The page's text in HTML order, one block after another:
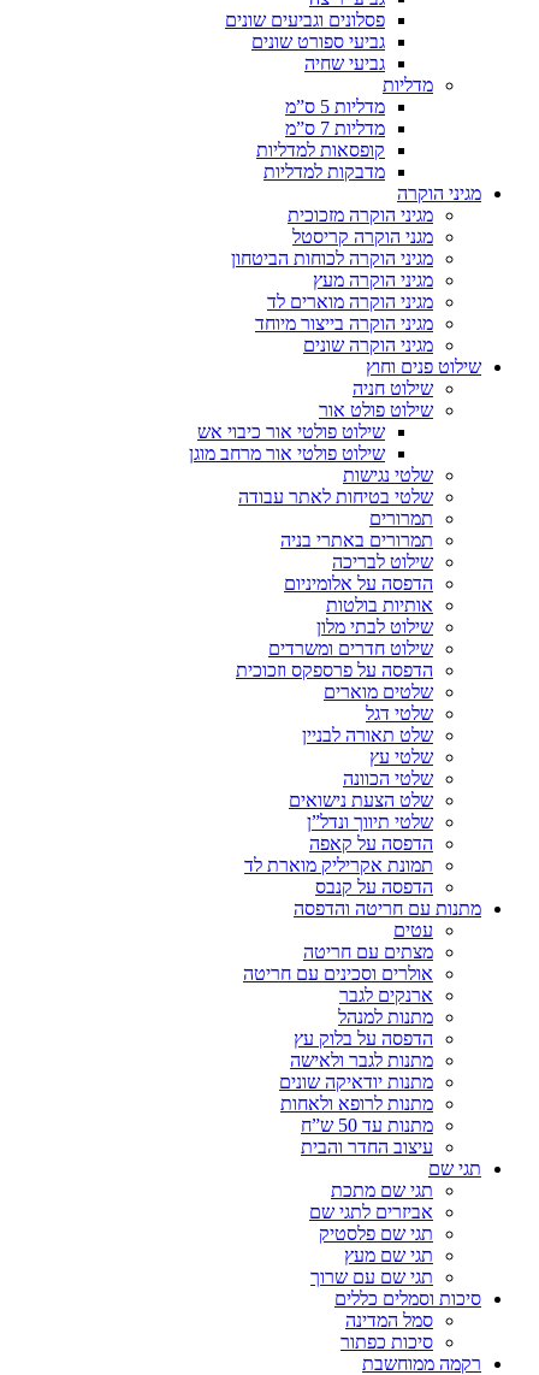
פסלונים וגביעים שונים
גביעי ספורט שונים
גביעי שחיה
מדליות
מדליות 5 ס”מ
מדליות 7 ס”מ
קופסאות למדליות
מדבקות למדליות
מגיני הוקרה
מגיני הוקרה מזכוכית
מגני הוקרה קריסטל
מגיני הוקרה לכוחות הביטחון
מגיני הוקרה מעץ
מגיני הוקרה מוארים לד
מגיני הוקרה בייצור מיוחד
מגיני הוקרה שונים
שילוט פנים וחוץ
שילוט חניה
שילוט פולט אור
שילוט פולטי אור כיבוי אש
שילוט פולטי אור מרחב מוגן
שלטי נגישות
שלטי בטיחות לאתר עבודה
תמרורים
תמרורים באתרי בניה
שילוט לבריכה
הדפסה על אלומיניום
אותיות בולטות
שילוט לבתי מלון
שילוט חדרים ומשרדים
הדפסה על פרספקס וזכוכית
שלטים מוארים
שלטי דגל
שלט תאורה לבניין
שלטי עץ
שלטי הכוונה
שלט הצעת נישואים
שלטי תיווך ונדל”ן
הדפסה על קאפה
תמונת אקריליק מוארת לד
הדפסה על קנבס
מתנות עם חריטה והדפסה
עטים
מצתים עם חריטה
אולרים וסכינים עם חריטה
ארנקים לגבר
מתנות למנהל
הדפסה על בלוק עץ
מתנות לגבר ולאישה
מתנות יודאיקה שונים
מתנות לרופא ולאחות
מתנות עד 50 ש”ח
עיצוב החדר והבית
תגי שם
תגי שם מתכת
אביזרים לתגי שם
תגי שם פלסטיק
תגי שם מעץ
תגי שם עם שרוך
סיכות וסמלים כללים
סמל המדינה
סיכות כפתור
רקמה ממוחשבת